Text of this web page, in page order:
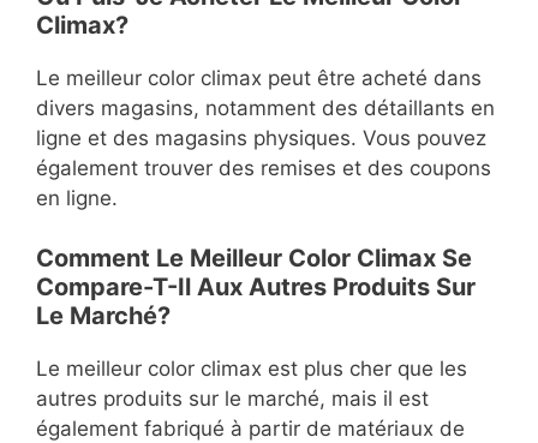
Climax?
Le meilleur color climax peut être acheté dans
divers magasins, notamment des détaillants en
ligne et des magasins physiques. Vous pouvez
également trouver des remises et des coupons
en ligne.
Comment Le Meilleur Color Climax Se
Compare-T-Il Aux Autres Produits Sur
Le Marché?
Le meilleur color climax est plus cher que les
autres produits sur le marché, mais il est
également fabriqué à partir de matériaux de